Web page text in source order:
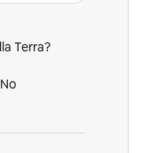
Terra?
No